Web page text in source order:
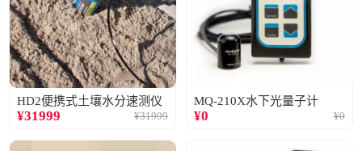
HD2便携式土壤水分速测仪
¥31999 ¥31999
MQ-210X水下光量子计
¥0 ¥0